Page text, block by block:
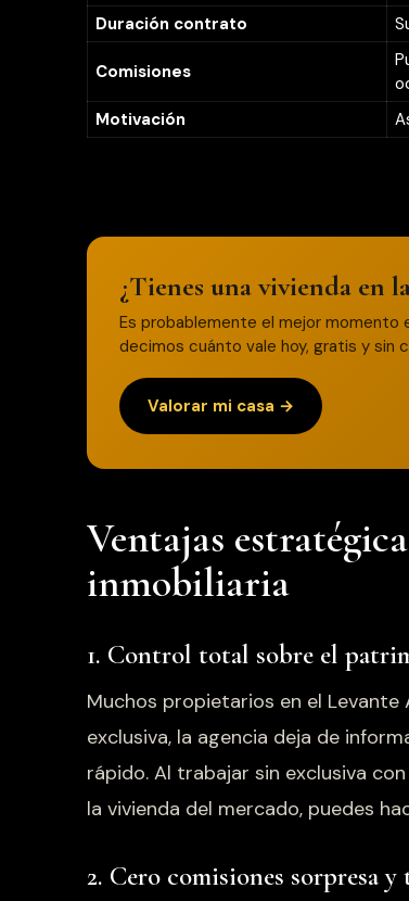
Duración contrato
Comisiones
Motivación
¿Tienes una vivienda en
Es probablemente el mejor momento
decimos cuánto vale hoy, gratis y sin
Valorar mi casa →
Ventajas
inmobiliaria
1. Control total sobre el
Muchos propietarios en el
exclusiva, la agencia deja de
rápido. Al trabajar sin exclusiva con
la vivienda del mercado, puedes
2. Cero comisiones sorpresa